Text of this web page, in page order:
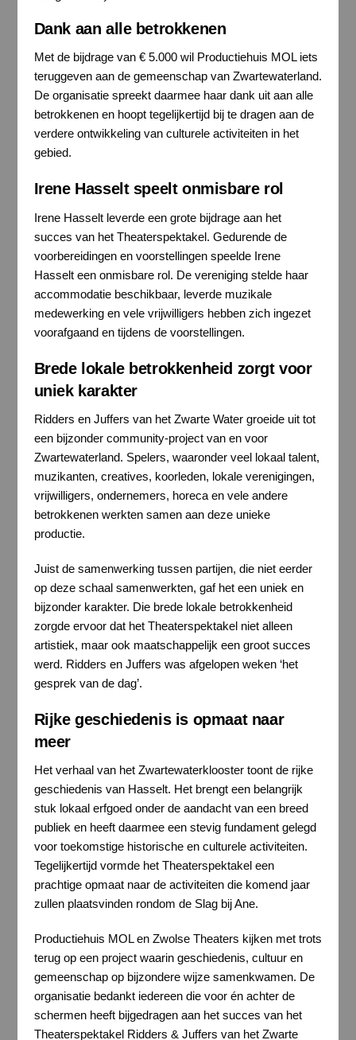
Dank aan alle betrokkenen
Met de bijdrage van € 5.000 wil Productiehuis MOL iets
teruggeven aan de gemeenschap van Zwartewaterland.
De organisatie spreekt daarmee haar dank uit aan alle
betrokkenen en hoopt tegelijkertijd bij te dragen aan de
verdere ontwikkeling van culturele activiteiten in het
gebied.
Irene Hasselt speelt onmisbare rol
Irene Hasselt leverde een grote bijdrage aan het
succes van het Theaterspektakel. Gedurende de
voorbereidingen en voorstellingen speelde Irene
Hasselt een onmisbare rol. De vereniging stelde haar
accommodatie beschikbaar, leverde muzikale
medewerking en vele vrijwilligers hebben zich ingezet
voorafgaand en tijdens de voorstellingen.
Brede lokale betrokkenheid zorgt voor
uniek karakter
Ridders en Juffers van het Zwarte Water groeide uit tot
een bijzonder community-project van en voor
Zwartewaterland. Spelers, waaronder veel lokaal talent,
muzikanten, creatives, koorleden, lokale verenigingen,
vrijwilligers, ondernemers, horeca en vele andere
betrokkenen werkten samen aan deze unieke
productie.
Juist de samenwerking tussen partijen, die niet eerder
op deze schaal samenwerkten, gaf het een uniek en
bijzonder karakter. Die brede lokale betrokkenheid
zorgde ervoor dat het Theaterspektakel niet alleen
artistiek, maar ook maatschappelijk een groot succes
werd. Ridders en Juffers was afgelopen weken ‘het
gesprek van de dag’.
Rijke geschiedenis is opmaat naar
meer
Het verhaal van het Zwartewaterklooster toont de rijke
geschiedenis van Hasselt. Het brengt een belangrijk
stuk lokaal erfgoed onder de aandacht van een breed
publiek en heeft daarmee een stevig fundament gelegd
voor toekomstige historische en culturele activiteiten.
Tegelijkertijd vormde het Theaterspektakel een
prachtige opmaat naar de activiteiten die komend jaar
zullen plaatsvinden rondom de Slag bij Ane.
Productiehuis MOL en Zwolse Theaters kijken met trots
terug op een project waarin geschiedenis, cultuur en
gemeenschap op bijzondere wijze samenkwamen. De
organisatie bedankt iedereen die voor én achter de
schermen heeft bijgedragen aan het succes van het
Theaterspektakel Ridders & Juffers van het Zwarte